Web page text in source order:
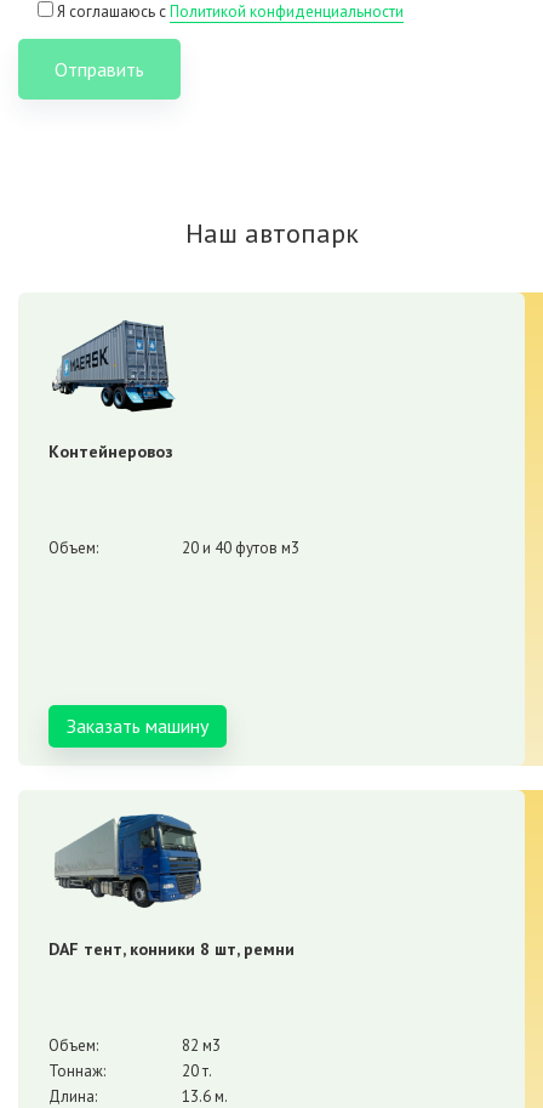
Я соглашаюсь сПолитикой конфиденциальности
Отправить
Наш автопарк
Контейнеровоз
Объем: 20 и 40 футов м3
Заказать машину
DAF тент, конники 8 шт, ремни
Объем:
82 м3
Тоннаж:
20 т.
Длина:
13.6 м.